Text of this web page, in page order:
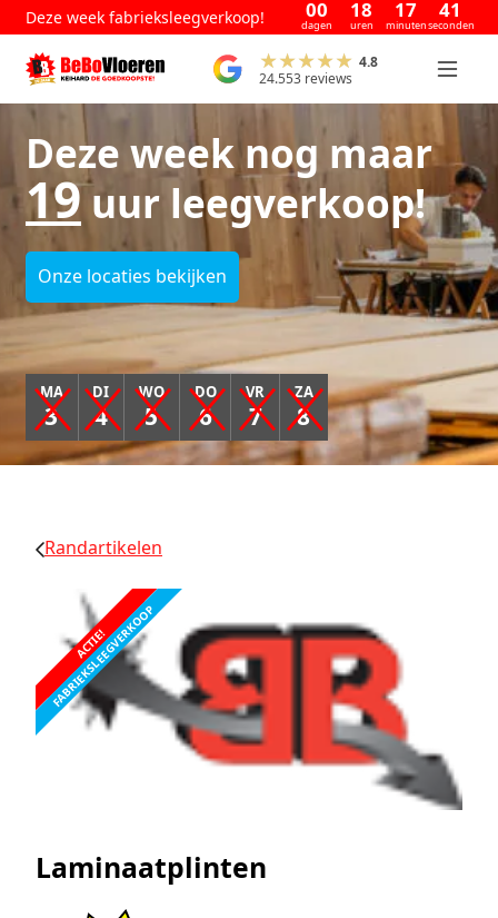
Deze week fabrieksleegverkoop! 00
dagen
18
uren
17
minuten
40
seconden
4.8
24.553 reviews
Deze week nog maar
19uur leegverkoop!
Onze locaties bekijken
MA
3
DI
4
WO
5
DO
6
VR
7
ZA
8
Randartikelen
ACTIE!
FABRIEKSLEEGVERKOOP
Laminaatplinten